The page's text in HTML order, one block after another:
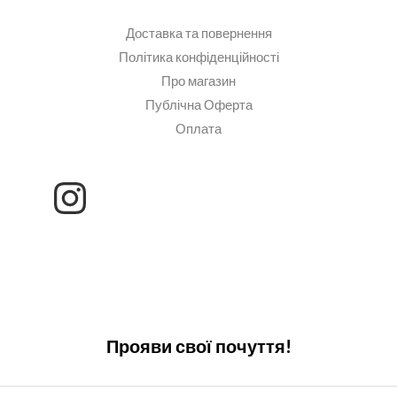
Доставка та повернення
Політика конфіденційності
Про магазин
Публічна Оферта
Оплата
Прояви свої почуття!